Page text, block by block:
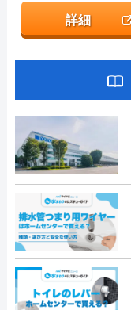
詳細